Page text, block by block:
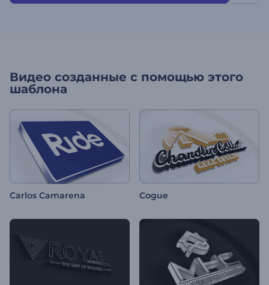
Видео созданные с помощью этого
шаблона
Carlos Camarena Cogue